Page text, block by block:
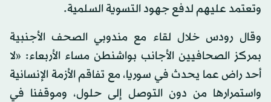
وتعتمد عليهم لدفع جهود التسوية السلمية.
وقال رودس خلال لقاء مع مندوبي الصحف الأجنبية
بمركز الصحافيين الأجانب بواشنطن مساء الأربعاء: «لا
أحد راض عما يحدث في سوريا، مع تفاقم الأزمة الإنسانية
واستمرارها من دون التوصل إلى حلول، وموقفنا في